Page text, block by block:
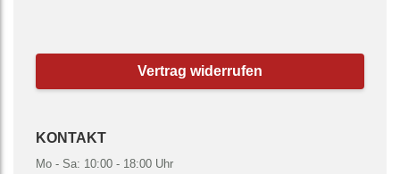
Vertrag widerrufen
KONTAKT
Mo - Sa: 10:00 - 18:00 Uhr